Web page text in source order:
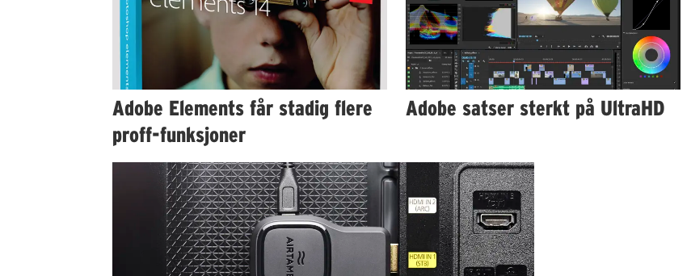
Adobe Elements får stadig flere
proff-funksjoner
Adobe satser sterkt på UltraHD